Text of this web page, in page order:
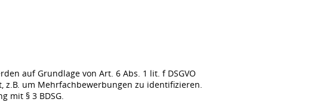
auf Grundlage von Art. 6 Abs. 1 lit. f DSGVO
z.B. um Mehrfachbewerbungen zu identifizieren.
mit § 3 BDSG.